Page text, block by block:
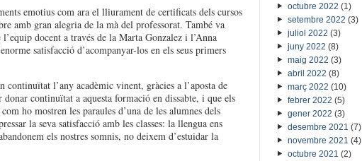
emotius com ara el lliurament de certificats dels cursos
amb gran alegria de la mà del professorat. També va
docent a través de la Marta Gonzalez i l’Anna
satisfacció d’acompanyar-los en els seus primers
continuïtat l’any acadèmic vinent, gràcies a l’aposta de
continuïtat a aquesta formació en dissabte, i que els
ho mostren les paraules d’una de les alumnes dels
la seva satisfacció amb les classes: la llengua ens
els nostres somnis, no deixem d’estuidar la
octubre 2022 (1)
setembre 2022 (3)
juliol 2022 (3)
juny 2022 (8)
maig 2022 (3)
abril 2022 (8)
març 2022 (10)
febrer 2022 (5)
gener 2022 (3)
desembre 2021 (7)
novembre 2021 (4)
octubre 2021 (2)